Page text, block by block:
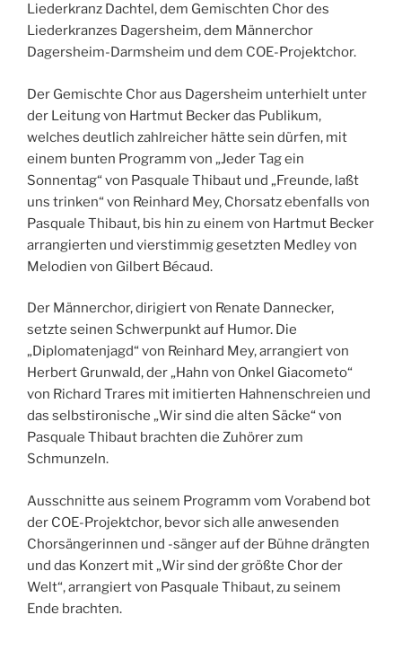
Liederkranz Dachtel, dem Gemischten Chor des
Liederkranzes Dagersheim, dem Männerchor
Dagersheim-Darmsheim und dem COE-Projektchor.
Der Gemischte Chor aus Dagersheim unterhielt unter
der Leitung von Hartmut Becker das Publikum,
welches deutlich zahlreicher hätte sein dürfen, mit
einem bunten Programm von „Jeder Tag ein
Sonnentag“ von Pasquale Thibaut und „Freunde, laßt
uns trinken“ von Reinhard Mey, Chorsatz ebenfalls von
Pasquale Thibaut, bis hin zu einem von Hartmut Becker
arrangierten und vierstimmig gesetzten Medley von
Melodien von Gilbert Bécaud.
Der Männerchor, dirigiert von Renate Dannecker,
setzte seinen Schwerpunkt auf Humor. Die
„Diplomatenjagd“ von Reinhard Mey, arrangiert von
Herbert Grunwald, der „Hahn von Onkel Giacometo“
von Richard Trares mit imitierten Hahnenschreien und
das selbstironische „Wir sind die alten Säcke“ von
Pasquale Thibaut brachten die Zuhörer zum
Schmunzeln.
Ausschnitte aus seinem Programm vom Vorabend bot
der COE-Projektchor, bevor sich alle anwesenden
Chorsängerinnen und -sänger auf der Bühne drängten
und das Konzert mit „Wir sind der größte Chor der
Welt“, arrangiert von Pasquale Thibaut, zu seinem
Ende brachten.